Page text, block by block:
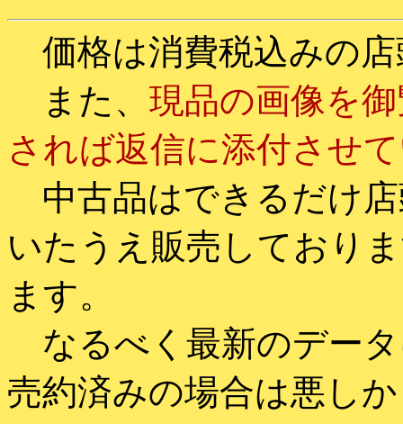
価格は消費税込みの
また、 現品の画像を
されば返信に添付させ
中古品はできるだけ
いたうえ販売しており
ます。
なるべく最新のデー
売約済みの場合は悪し